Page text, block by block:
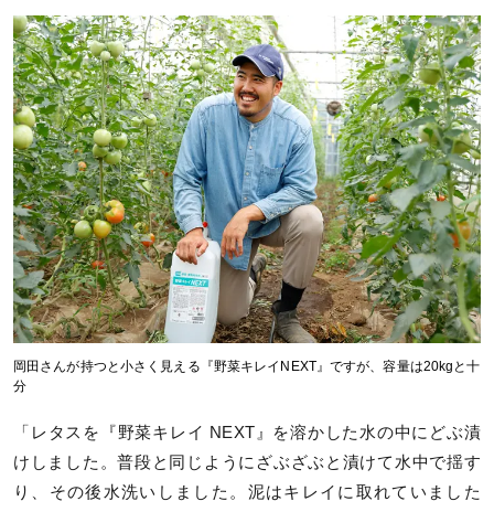
岡田さんが持つと小さく見える『野菜キレイNEXT』ですが、容量は20kgと十
分
「レタスを『野菜キレイ NEXT』を溶かした水の中にどぶ漬
けしました。普段と同じようにざぶざぶと漬けて水中で揺す
り、その後水洗いしました。泥はキレイに取れていました